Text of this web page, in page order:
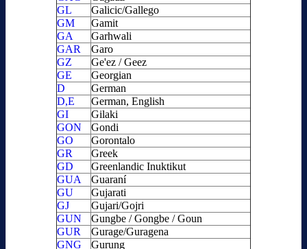
GL
Galicic/Gallego
GM
Gamit
GA
Garhwali
GAR
Garo
GZ
Ge'ez / Geez
GE
Georgian
D
German
D,E
German, English
GI
Gilaki
GON
Gondi
GO
Gorontalo
GR
Greek
GD
Greenlandic Inuktikut
GUA
Guaraní
GU
Gujarati
GJ
Gujari/Gojri
GUN
Gungbe / Gongbe / Goun
GUR
Gurage/Guragena
GNG
Gurung